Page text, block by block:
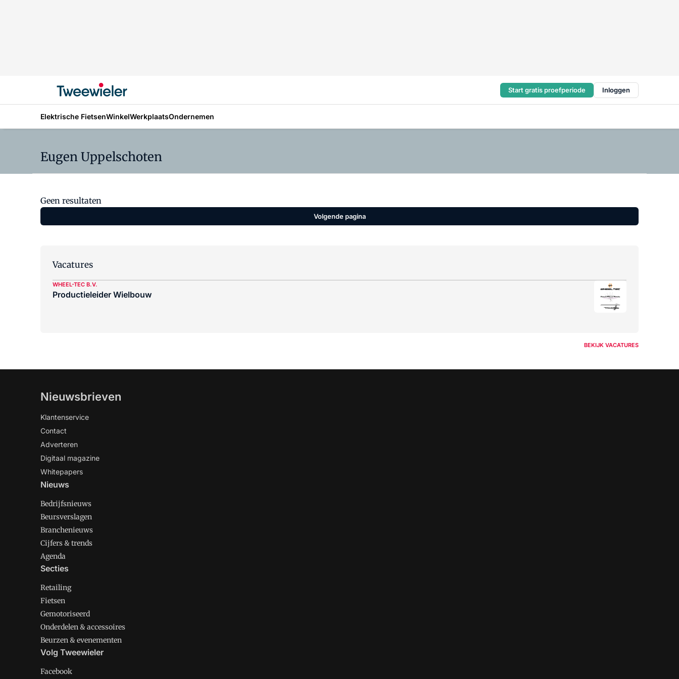
Start gratis proefperiode Inloggen
Elektrische FietsenWinkelWerkplaatsOndernemen
Eugen Uppelschoten
Geen resultaten
Volgende pagina
Vacatures
WHEEL-TEC B.V.
Productieleider Wielbouw
BEKIJK VACATURES
Nieuwsbrieven
Klantenservice
Contact
Adverteren
Digitaal magazine
Whitepapers
Nieuws
Bedrijfsnieuws
Beursverslagen
Branchenieuws
Cijfers & trends
Agenda
Secties
Retailing
Fietsen
Gemotoriseerd
Onderdelen & accessoires
Beurzen & evenementen
Volg Tweewieler
Facebook